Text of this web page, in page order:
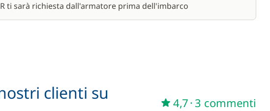
/ notte
ti sarà richiesta dall'armatore prima dell'imbarco
clienti su
4,7· 3 commenti